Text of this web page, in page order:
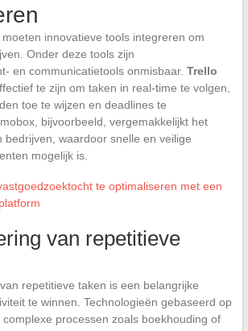
innovatieve tools integreren om
Onder deze tools zijn
en communicatietools onmisbaar. Trello
te zijn om taken in real-time te volgen,
toe te wijzen en deadlines te
bijvoorbeeld, vergemakkelijkt het
bedrijven, waardoor snelle en veilige
mogelijk is.
te optimaliseren met een
van repetitieve
repetitieve taken is een belangrijke
te winnen. Technologieën gebaseerd op
processen zoals boekhouding of